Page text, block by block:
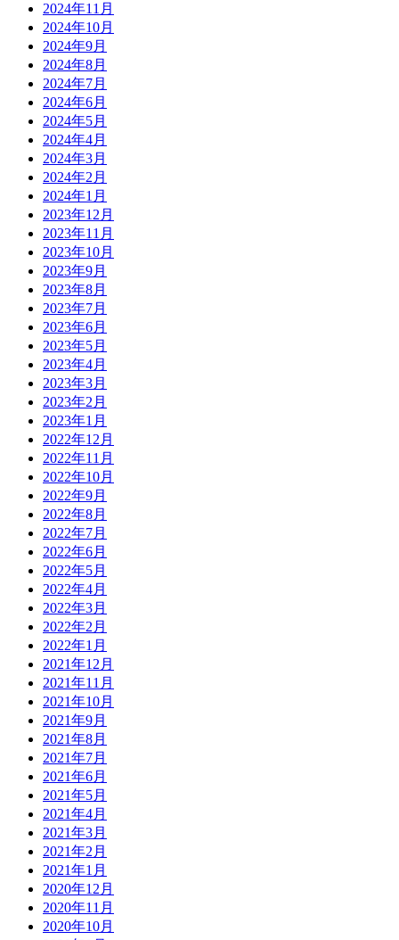
2024年11月
2024年10月
2024年9月
2024年8月
2024年7月
2024年6月
2024年5月
2024年4月
2024年3月
2024年2月
2024年1月
2023年12月
2023年11月
2023年10月
2023年9月
2023年8月
2023年7月
2023年6月
2023年5月
2023年4月
2023年3月
2023年2月
2023年1月
2022年12月
2022年11月
2022年10月
2022年9月
2022年8月
2022年7月
2022年6月
2022年5月
2022年4月
2022年3月
2022年2月
2022年1月
2021年12月
2021年11月
2021年10月
2021年9月
2021年8月
2021年7月
2021年6月
2021年5月
2021年4月
2021年3月
2021年2月
2021年1月
2020年12月
2020年11月
2020年10月